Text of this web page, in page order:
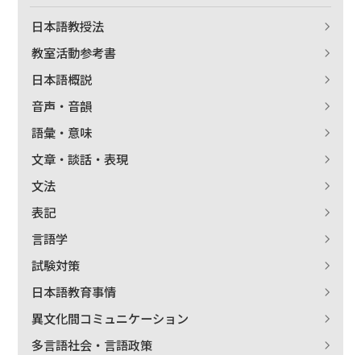
日本語教授法
教室活動参考書
日本語概説
音声・音韻
語彙・意味
文章・談話・表現
文法
表記
言語学
試験対策
日本語教育事情
異文化間コミュニケーション
多言語社会・言語政策